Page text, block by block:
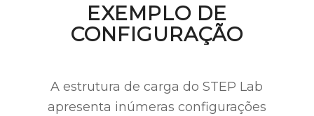
EXEMPLO DE
CONFIGURAÇÃO
A estrutura de carga do STEP Lab
apresenta inúmeras configurações